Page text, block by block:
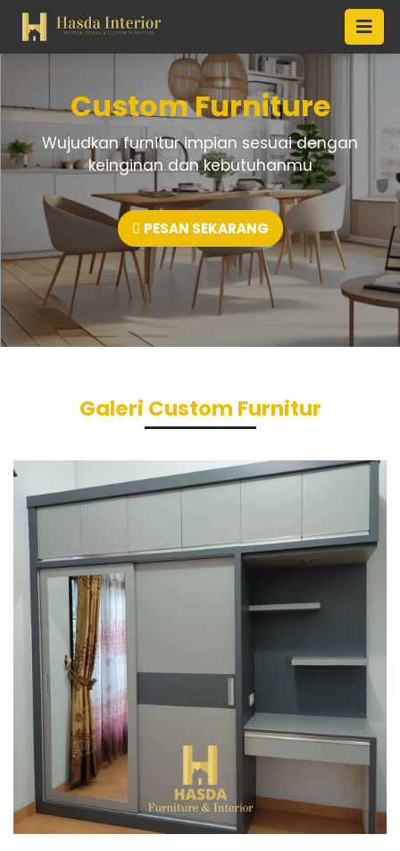
Custom Furniture
Wujudkan furnitur impian sesuai dengan
keinginan dan kebutuhanmu
PESAN SEKARANG
Galeri Custom Furnitur